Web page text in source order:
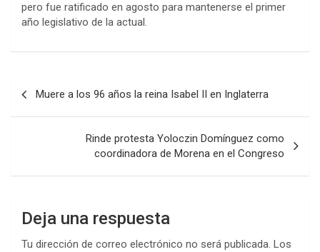
pero fue ratificado en agosto para mantenerse el primer
año legislativo de la actual.
Muere a los 96 años la reina Isabel II en Inglaterra
Rinde protesta Yoloczin Domínguez como
coordinadora de Morena en el Congreso
Deja una respuesta
Tu dirección de correo electrónico no será publicada. Los